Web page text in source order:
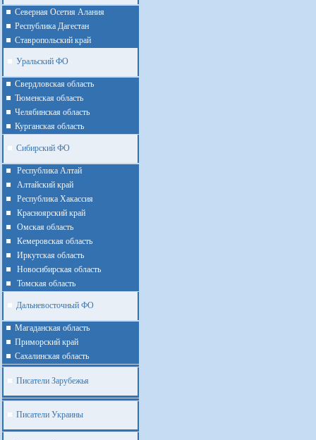
Северная Осетия Алания
Республика Дагестан
Ставропольский край
Уральский ФО
Cвердловская область
Тюменская область
Челябинская область
Курганская область
Сибирский ФО
Республика Алтай
Алтайcкий край
Республика Хакассия
Красноярский край
Омская область
Кемеровская область
Иркутская область
Новосибирская область
Томская область
Дальневосточный ФО
Магаданская область
Приморский край
Cахалинская область
Писатели Зарубежья
Писатели Украины